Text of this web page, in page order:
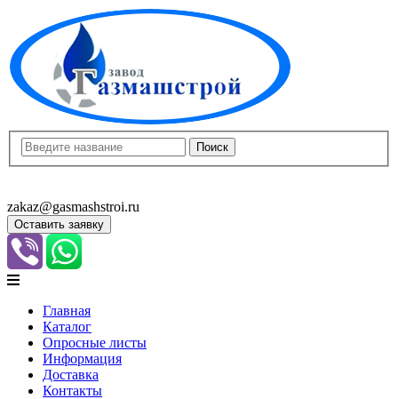
zakaz@gasmashstroi.ru
Оставить заявку
Главная
Каталог
Опросные листы
Информация
Доставка
Контакты